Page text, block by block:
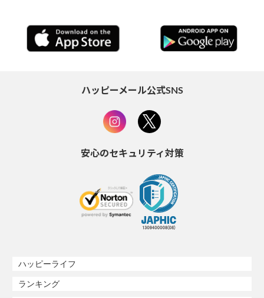
ハッピーメール公式SNS
安心のセキュリティ対策
ハッピーライフ
ランキング